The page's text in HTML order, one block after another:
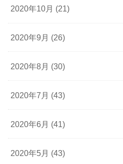
2020年10月 (21)
2020年9月 (26)
2020年8月 (30)
2020年7月 (43)
2020年6月 (41)
2020年5月 (43)